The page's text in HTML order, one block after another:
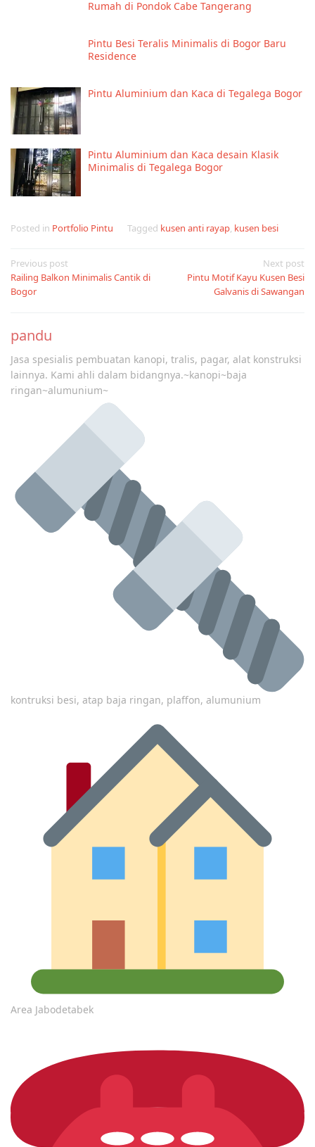
Rumah di Pondok Cabe Tangerang
Pintu Besi Teralis Minimalis di Bogor Baru
Residence
Pintu Aluminium dan Kaca di Tegalega Bogor
Pintu Aluminium dan Kaca desain Klasik
Minimalis di Tegalega Bogor
Posted in Portfolio Pintu Tagged kusen anti rayap kusen besi
Post
navigation
Previous post
Railing Balkon Minimalis Cantik di
Bogor
Next post
Pintu Motif Kayu Kusen Besi
Galvanis di Sawangan
pandu
Jasa spesialis pembuatan kanopi, tralis, pagar, alat konstruksi
lainnya. Kami ahli dalam bidangnya.~kanopi~baja
ringan~alumunium~
kontruksi besi, atap baja ringan, plaffon, alumunium
Area Jabodetabek